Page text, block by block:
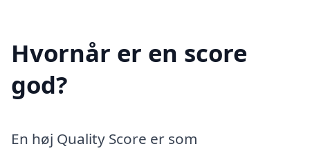
Hvornår er en score
god?
En høj Quality Score er som